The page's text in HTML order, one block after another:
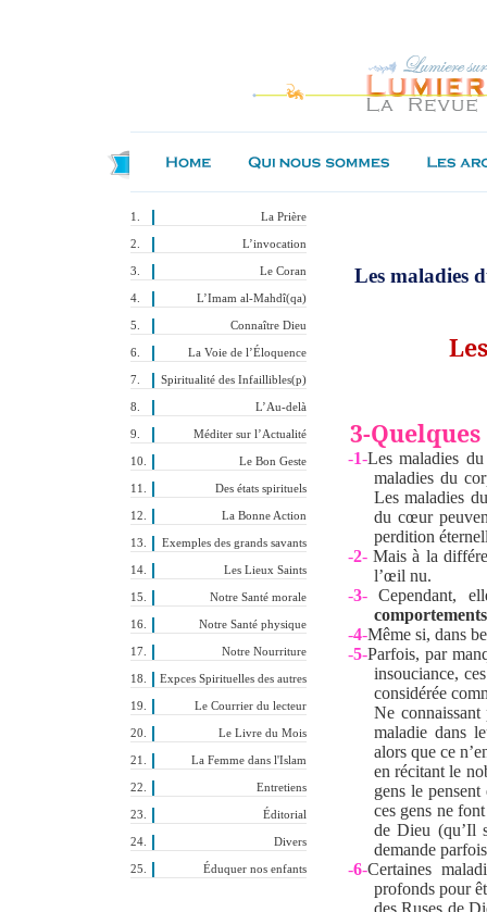
La Prière
L’invocation
Le Coran
L’Imam al-Mahdî(qa)
Connaître Dieu
La Voie de l’Éloquence
Spiritualité des Infaillibles(p)
L’Au-delà
Méditer sur l’Actualité
Le Bon Geste
Des états spirituels
La Bonne Action
Exemples des grands savants
Les Lieux Saints
Notre Santé morale
Notre Santé physique
Notre Nourriture
Expces Spirituelles des autres
Le Courrier du lecteur
Le Livre du Mois
La Femme dans l'Islam
Entretiens
Éditorial
Divers
Éduquer nos enfants
Les maladies
3-
-1-Les maladies
maladies du
Les maladies
du cœur
perdition
-2- Mais à la
l’œil nu.
-3- Cependant,
comportements
-4-Même si, dans
-5-Parfois, par
insouciance,
considérée
Ne connaissant
maladie dans
alors que ce
en récitant le
gens le
ces gens ne
de Dieu (qu’Il
demande
-6-Certaines
profonds pour
des Ruses de